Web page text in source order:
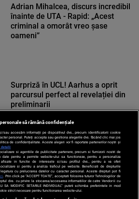
Adrian Mihalcea, discurs incredibil
înainte de UTA - Rapid: „Acest
criminal a omorât vreo șase
oameni”
Surpriză în UCL! Aarhus a oprit
parcursul perfect al revelației din
preliminarii
să rămână confidențiale
sau accesăm informații pe dispozitivul dvs., precum identificatorii cookie
personal. Puteți accepta sau gestiona alegerile dvs. făcând clic mai jos
de confidențialitate. Aceste alegeri vor fi raportate partenerilor noștri și
detalii
si agentiile de publicitate partenere, precum si furnizorii nostri de
pentru a permite website-ului sa functioneze, pentru a personaliza
afisate in functie de interesele si/sau profilul dvs., pentru a va oferi
si pentru a analiza traficul pe website. Beneficiati de drepturile
cu prelucrarea datelor cu caracter personal. Aceste drepturi pot fi
. Prin click pe “ACCEPT TOATE”, acceptati folosirea tuturor Tehnologiilor de
dvs. cu privire la stocarea/accesarea informatiilor de catre Vendor-ii cu
SA MODIFIC SETARILE INDIVIDUAL” puteti schimba preferintele in mod
strict necesare pentru functionarea website-ului.